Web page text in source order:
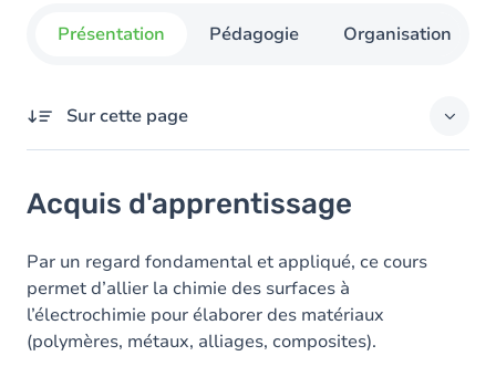
Présentation Pédagogie Organisation
Sur cette page
Objectifs
Contenu
Table des matières
Acquis d'apprentissage
Par un regard fondamental et appliqué, ce cours
permet d’allier la chimie des surfaces à
l’électrochimie pour élaborer des matériaux
(polymères, métaux, alliages, composites).